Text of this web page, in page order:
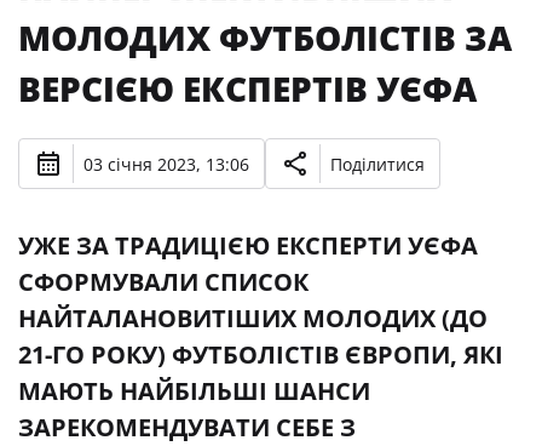
МОЛОДИХ ФУТБОЛІСТІВ ЗА
ВЕРСІЄЮ ЕКСПЕРТІВ УЄФА
03 січня 2023, 13:06 Поділитися
УЖЕ ЗА ТРАДИЦІЄЮ ЕКСПЕРТИ УЄФА
СФОРМУВАЛИ СПИСОК
НАЙТАЛАНОВИТІШИХ МОЛОДИХ (ДО
21-ГО РОКУ) ФУТБОЛІСТІВ ЄВРОПИ, ЯКІ
МАЮТЬ НАЙБІЛЬШІ ШАНСИ
ЗАРЕКОМЕНДУВАТИ СЕБЕ З